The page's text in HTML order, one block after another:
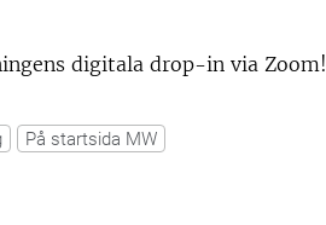
digitala drop-in via Zoom!
På startsida MW